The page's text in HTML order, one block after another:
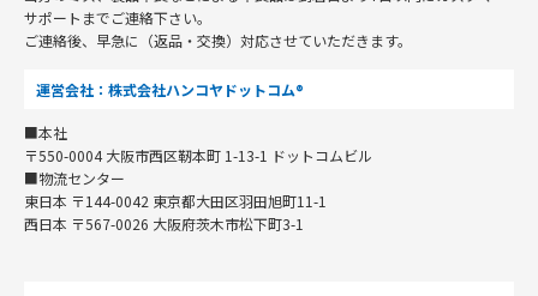
サポートまでご連絡下さい。
ご連絡後、早急に（返品・交換）対応させていただきます。
運営会社：株式会社ハンコヤドットコム®
■本社
〒550-0004 大阪市西区靭本町 1-13-1 ドットコムビル
■物流センター
東日本 〒144-0042 東京都大田区羽田旭町11-1
西日本 〒567-0026 大阪府茨木市松下町3-1